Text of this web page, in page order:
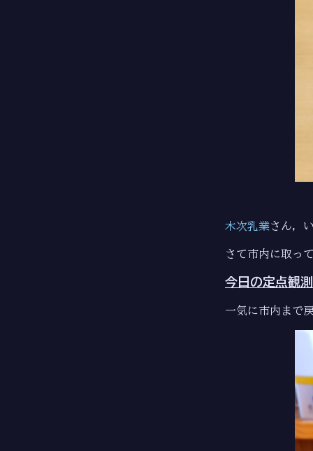
木次乳業さん，
さて市内に取っ
今日の定点観測
一気に市内まで